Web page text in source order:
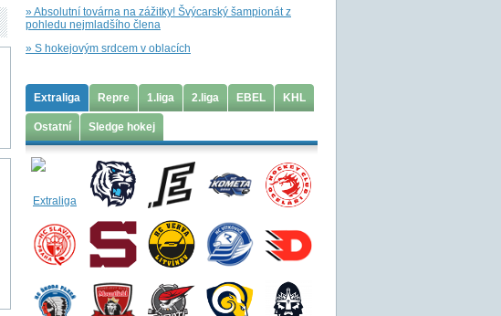
» Absolutní továrna na zážitky! Švýcarský šampionát z
pohledu nejmladšího člena
» S hokejovým srdcem v oblacích
Extraliga Repre 1.liga 2.liga EBEL KHL
Ostatní Sledge hokej